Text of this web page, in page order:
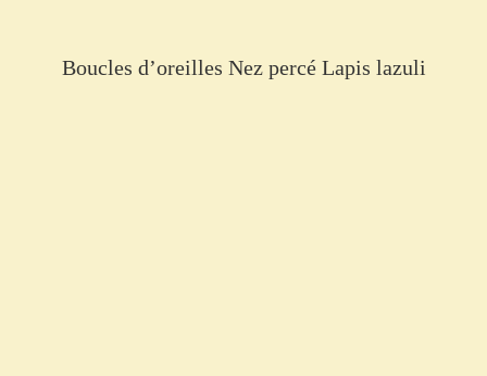
Boucles d’oreilles Nez percé Lapis lazuli
€